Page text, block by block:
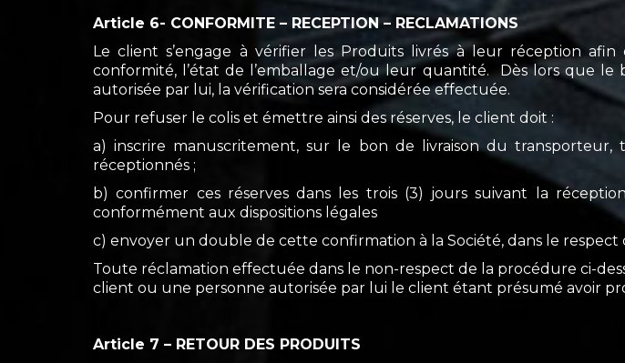
Article 6- CONFORMITE – RECEPTION – RECLAMATIONS
Le client s’engage à vérifier les Produits livrés à leur réception
conformité, l’état de l’emballage et/ou leur quantité. Dès lors que
autorisée par lui, la vérification sera considérée effectuée.
Pour refuser le colis et émettre ainsi des réserves, le client doit :
a) inscrire manuscritement, sur le bon de livraison du
réceptionnés ;
b) confirmer ces réserves dans les trois (3) jours suivant la
conformément aux dispositions légales
c) envoyer un double de cette confirmation à la Société, dans le respect
Toute réclamation effectuée dans le non-respect de la procédure ci-
client ou une personne autorisée par lui le client étant présumé avoir
Article 7 – RETOUR DES PRODUITS